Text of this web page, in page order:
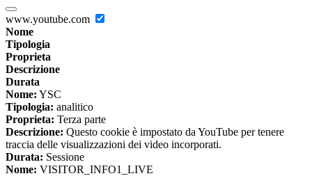
www.youtube.com
Nome
Tipologia
Proprieta
Descrizione
Durata
Nome: YSC
Tipologia: analitico
Proprieta: Terza parte
Descrizione: Questo cookie è impostato da YouTube per tenere
traccia delle visualizzazioni dei video incorporati.
Durata: Sessione
Nome: VISITOR_INFO1_LIVE